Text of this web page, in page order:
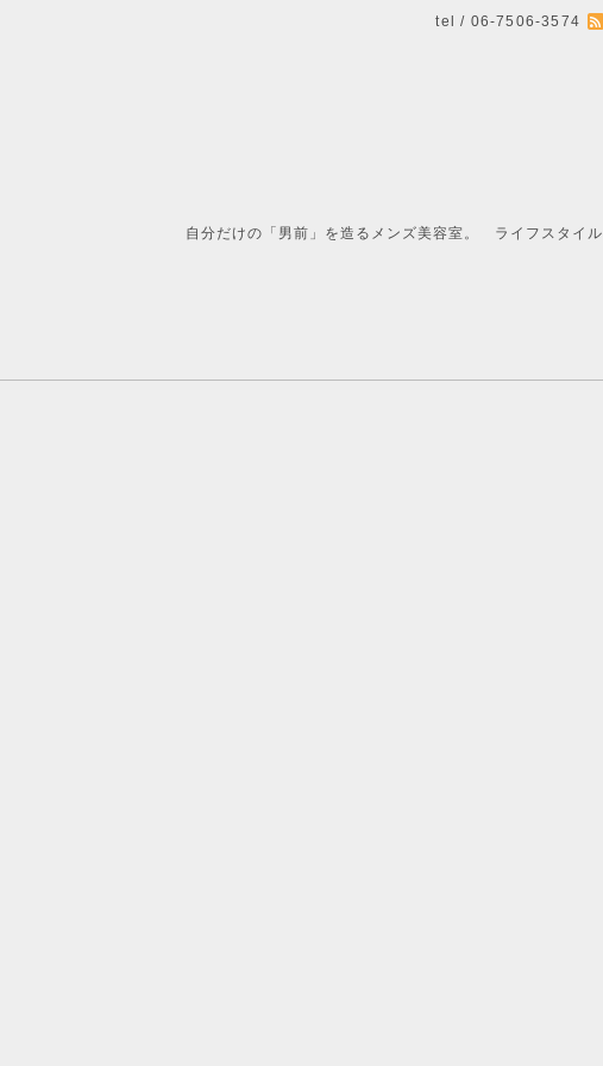
tel / 06-7506-3574
メンズ美容室。 ライフスタイル